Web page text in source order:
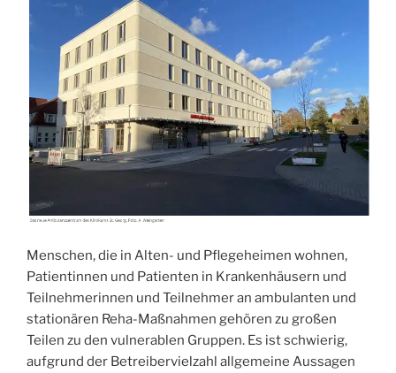
Menschen, die in Alten- und Pflegeheimen wohnen,
Patientinnen und Patienten in Krankenhäusern und
Teilnehmerinnen und Teilnehmer an ambulanten und
stationären Reha-Maßnahmen gehören zu großen
Teilen zu den vulnerablen Gruppen. Es ist schwierig,
aufgrund der Betreibervielzahl allgemeine Aussagen